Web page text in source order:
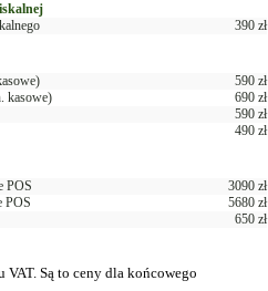
390 zł
590 zł
kasowe)
690 zł
590 zł
490 zł
POS
3090 zł
POS
5680 zł
650 zł
Są to ceny dla końcowego